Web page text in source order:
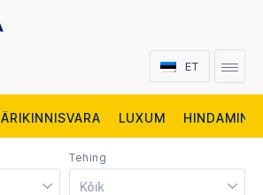
ET
ÄRIKINNISVARA LUXUM HINDAMINE
Tehing
Kõik